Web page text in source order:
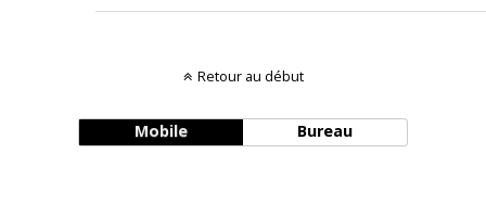
Retour au début
Mobile Bureau